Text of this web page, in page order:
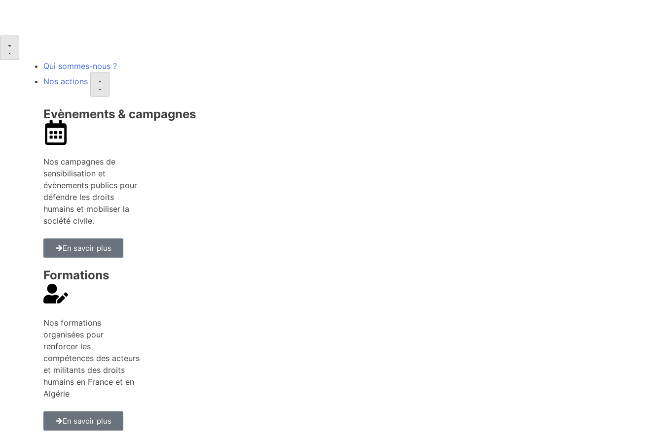
Qui sommes-nous ?
Nos actions
Evènements & campagnes
Nos campagnes de
sensibilisation et
évènements publics pour
défendre les droits
humains et mobiliser la
société civile.
En savoir plus
Formations
Nos formations
organisées pour
renforcer les
compétences des acteurs
et militants des droits
humains en France et en
Algérie
En savoir plus